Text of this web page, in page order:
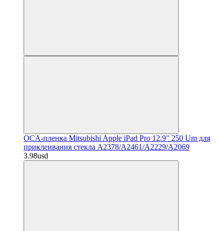
OCA-пленка Mitsubishi Apple iPad Pro 12.9" 250 Um для
приклеивания стекла A2378/A2461/A2229/A2069
3.98usd